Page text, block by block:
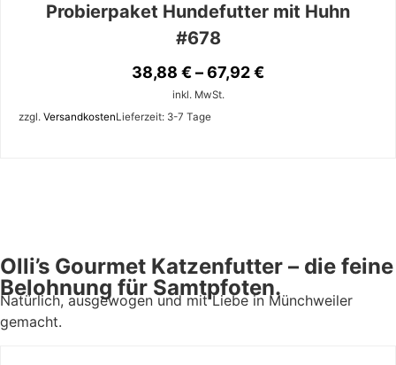
Probierpaket Hundefutter mit Huhn
#678
38,88 €–67,92€
inkl. MwSt.
zzgl. VersandkostenLieferzeit: 3-7 Tage
Olli’s Gourmet Katzenfutter – die feine
Belohnung für Samtpfoten.
Natürlich, ausgewogen und mit Liebe in Münchweiler
gemacht.